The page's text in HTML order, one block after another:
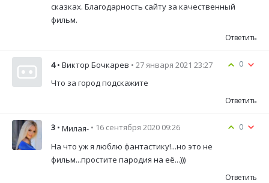
сказках. Благодарность сайту за качественный
фильм.
Ответить
0
4 • Виктор Бочкарев • 27 января 2021 23:27
Что за город подскажите
Ответить
0
3 • Милая- • 16 сентября 2020 09:26
На что уж я люблю фантастику!...но это не
фильм...простите пародия на её...)))
Ответить